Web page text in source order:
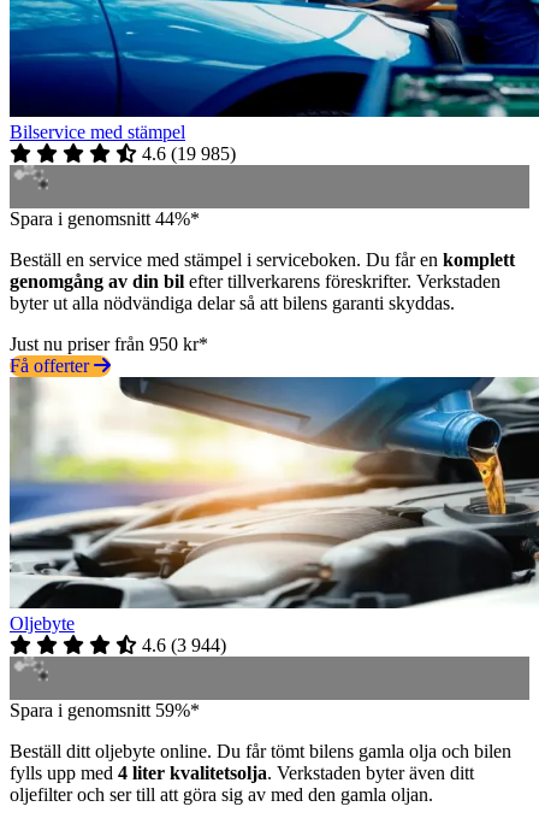
Bilservice med stämpel
4.6 (19 985)
Spara i genomsnitt 44%*
Beställ en service med stämpel i serviceboken. Du får en komplett
genomgång av din bil efter tillverkarens föreskrifter. Verkstaden
byter ut alla nödvändiga delar så att bilens garanti skyddas.
Just nu priser från 950 kr*
Få offerter
Oljebyte
4.6 (3 944)
Spara i genomsnitt 59%*
Beställ ditt oljebyte online. Du får tömt bilens gamla olja och bilen
fylls upp med 4 liter kvalitetsolja. Verkstaden byter även ditt
oljefilter och ser till att göra sig av med den gamla oljan.